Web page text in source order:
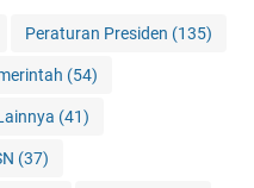
Peraturan Presiden (135)
(54)
(41)
(37)